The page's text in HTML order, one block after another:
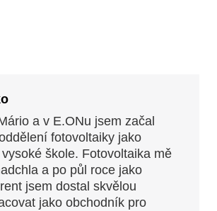
a v E.ONu jsem začal
fotovoltaiky jako
škole. Fotovoltaika mě
a po půl roce jako
jsem dostal skvělou
jako obchodník pro